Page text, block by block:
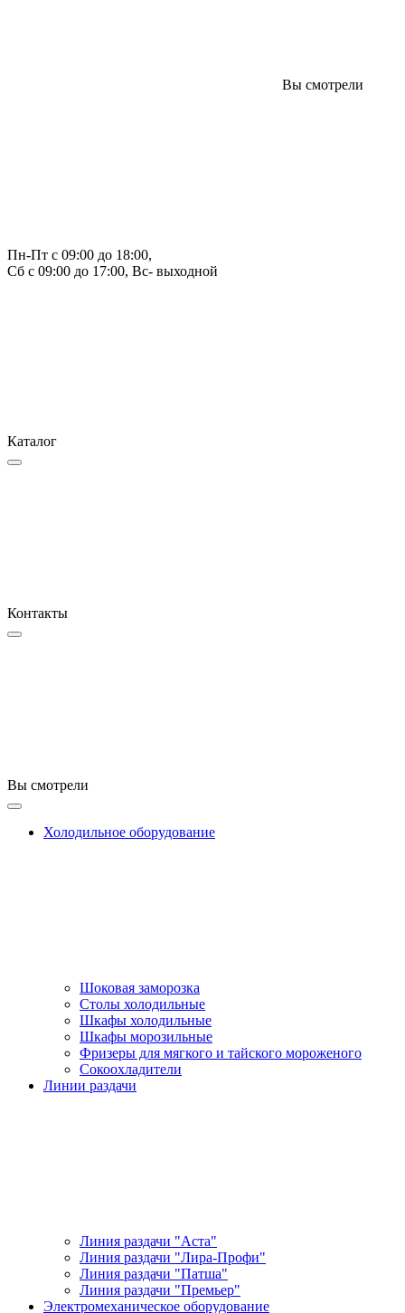
Вы смотрели
Пн-Пт с 09:00 до 18:00,
Сб с 09:00 до 17:00, Вс- выходной
Каталог
Контакты
Вы смотрели
Холодильное оборудование
Шоковая заморозка
Столы холодильные
Шкафы холодильные
Шкафы морозильные
Фризеры для мягкого и тайского мороженого
Сокоохладители
Линии раздачи
Линия раздачи "Аста"
Линия раздачи "Лира-Профи"
Линия раздачи "Патша"
Линия раздачи "Премьер"
Электромеханическое оборудование